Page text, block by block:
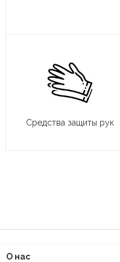
Средства защиты рук
О нас